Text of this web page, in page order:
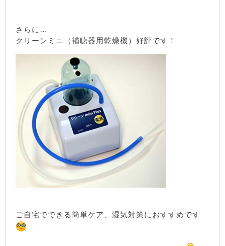
さらに…
クリーンミニ（補聴器用乾燥機）好評です！
ご自宅でできる簡単ケア、湿気対策におすすめです